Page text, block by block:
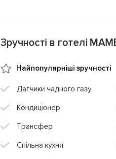
Зручності в готелі
Найпопулярніші зручності
Датчики чадного газу
Кондиціонер
Трансфер
Спільна кухня